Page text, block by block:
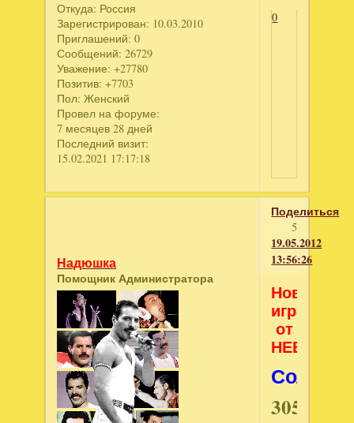
Откуда: Россия
Зарегистрирован: 10.03.2010
Приглашений: 0
Сообщений: 26729
Уважение: +27780
Позитив: +7703
Пол: Женский
Провел на форуме:
7 месяцев 28 дней
Последний визит:
15.02.2021 17:17:18
0
Поделиться
5
19.05.2012
13:56:26
Надюшка
Помощник Администратора
Новая
игра
от